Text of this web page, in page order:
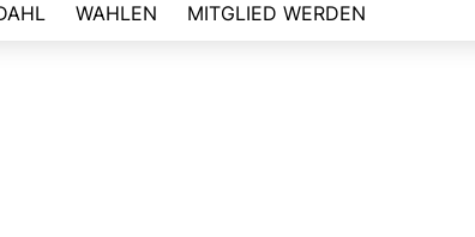
WAHLEN MITGLIED WERDEN